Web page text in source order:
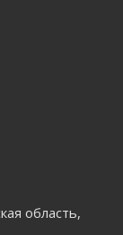
область,